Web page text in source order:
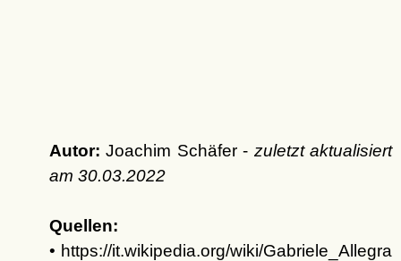
Autor: Joachim Schäfer - zuletzt aktualisiert
am 30.03.2022
Quellen:
• https://it.wikipedia.org/wiki/Gabriele_Allegra